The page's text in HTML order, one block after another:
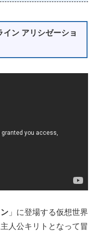
ン アリシゼーショ
」に登場する仮想世界
人公キリトとなって冒